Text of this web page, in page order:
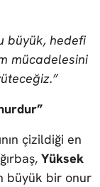
büyük, hedefi
mücadelesini
çizildiği en
Yüksek
büyük bir onur